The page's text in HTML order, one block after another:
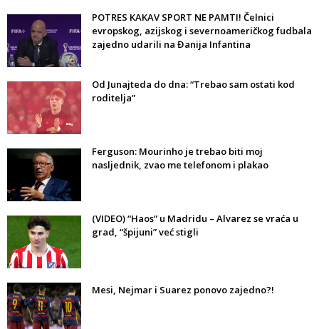
POTRES KAKAV SPORT NE PAMTI! Čelnici
evropskog, azijskog i severnoameričkog fudbala
zajedno udarili na Đanija Infantina
Od Junajteda do dna: “Trebao sam ostati kod
roditelja”
Ferguson: Mourinho je trebao biti moj
nasljednik, zvao me telefonom i plakao
(VIDEO) “Haos” u Madridu – Alvarez se vraća u
grad, “špijuni” već stigli
Mesi, Nejmar i Suarez ponovo zajedno?!